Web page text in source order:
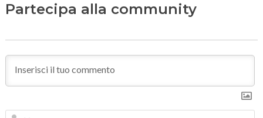
Partecipa alla community